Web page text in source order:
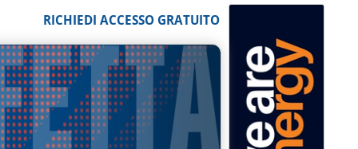
RICHIEDI ACCESSO GRATUITO